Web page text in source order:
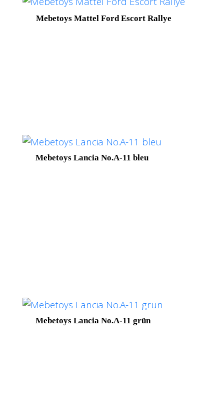
Mebetoys Mattel Ford Escort Rallye
Mebetoys Lancia No.A-11 bleu
Mebetoys Lancia No.A-11 grün